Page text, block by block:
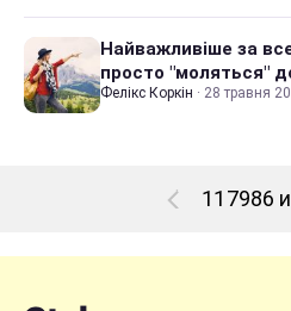
Найважливіше за
просто "моляться"
Фелікс Коркін · 28 травня
117986